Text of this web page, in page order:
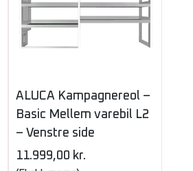
ALUCA Kampagnereol –
Basic Mellem varebil L2
– Venstre side
11.999,00 kr.